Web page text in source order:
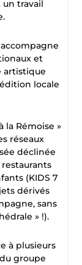
travail
et
artistique
locale
la Rémoise »
réseaux
déclinée
(KIDS 7
dérivés
sans
» !).
à plusieurs
groupe